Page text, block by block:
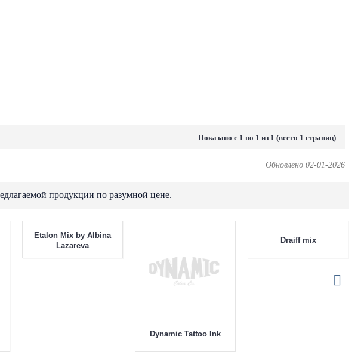
Показано с 1 по 1 из 1 (всего 1 страниц)
Обновлено 02-01-2026
продукции по разумной цене.
Dynamic Tattoo Ink
Draiff mix